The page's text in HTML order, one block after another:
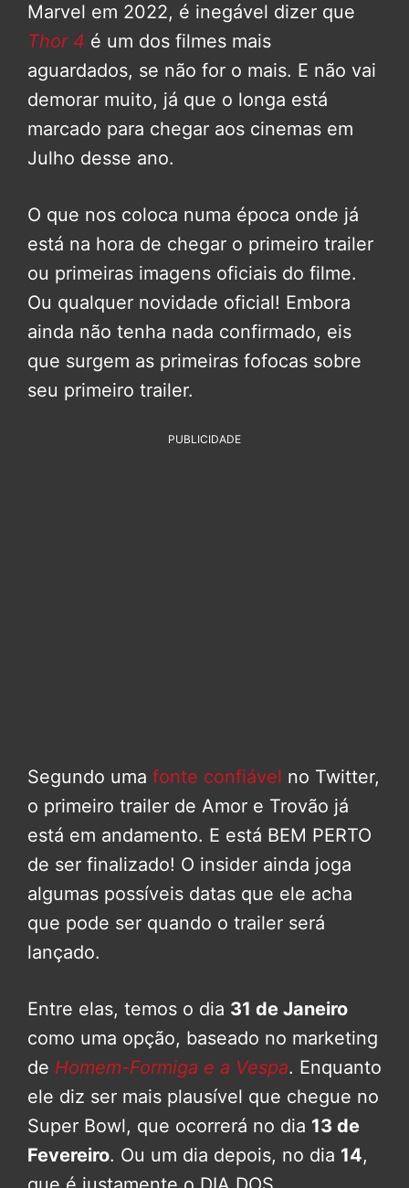
Marvel em 2022, é inegável dizer que
Thor 4 é um dos filmes mais
aguardados, se não for o mais. E não vai
demorar muito, já que o longa está
marcado para chegar aos cinemas em
Julho desse ano.
O que nos coloca numa época onde já
está na hora de chegar o primeiro trailer
ou primeiras imagens oficiais do filme.
Ou qualquer novidade oficial! Embora
ainda não tenha nada confirmado, eis
que surgem as primeiras fofocas sobre
seu primeiro trailer.
PUBLICIDADE
Segundo uma fonte confiável no Twitter,
o primeiro trailer de Amor e Trovão já
está em andamento. E está BEM PERTO
de ser finalizado! O insider ainda joga
algumas possíveis datas que ele acha
que pode ser quando o trailer será
lançado.
Entre elas, temos o dia 31 de Janeiro
como uma opção, baseado no marketing
de Homem-Formiga e a Vespa. Enquanto
ele diz ser mais plausível que chegue no
Super Bowl, que ocorrerá no dia 13 de
Fevereiro. Ou um dia depois, no dia 14,